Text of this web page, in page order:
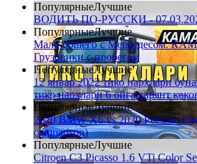
ПопулярныеЛучшие
ВОДИТЬ ПО-РУССКИ -
ПопулярныеЛучшие
Мало общего с Мерседесом.
Грузовики с пробегом
ПопулярныеЛучшие
12 январ 2022 тико нархлари
тико нархлари 6 ойга варянт
ПопулярныеЛучшие
2020 BMW X6 vs 2020 Porsche
comparison)
ПопулярныеЛучшие
Citroen C3 Picasso 1.6 VTi Color